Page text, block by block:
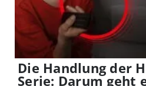
Die Handlung der
Serie: Darum geht